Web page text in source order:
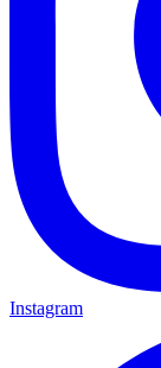
Instagram